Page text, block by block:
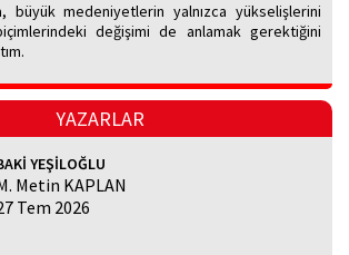
büyük medeniyetlerin yalnızca yükselişlerini
değişimi de anlamak gerektiğini
YAZARLAR
YEŞİLOĞLU
Metin KAPLAN
Tem 2026